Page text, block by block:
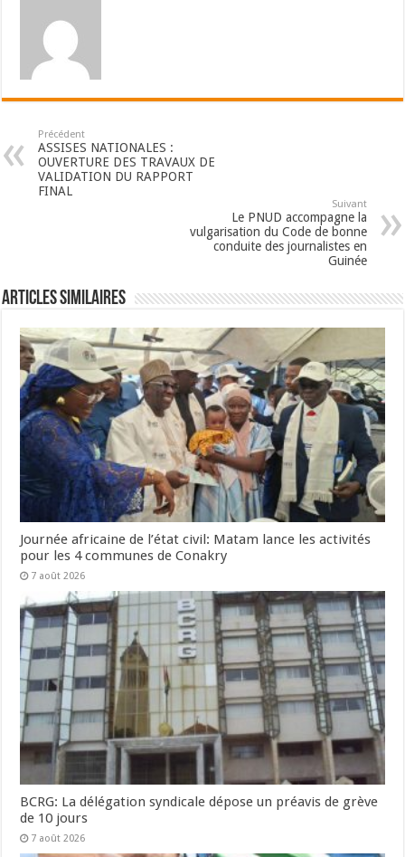
Précédent
ASSISES NATIONALES :
OUVERTURE DES TRAVAUX DE
VALIDATION DU RAPPORT
FINAL
Suivant
Le PNUD accompagne la
vulgarisation du Code de bonne
conduite des journalistes en
Guinée
Articles Similaires
Journée africaine de l’état civil: Matam lance les activités
pour les 4 communes de Conakry
7 août 2026
BCRG: La délégation syndicale dépose un préavis de grève
de 10 jours
7 août 2026